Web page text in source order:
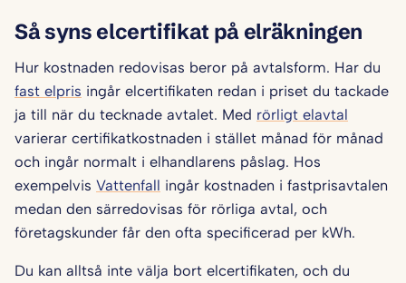
Så syns elcertifikat på elräkningen
Hur kostnaden redovisas beror på avtalsform. Har du
fast elpris ingår elcertifikaten redan i priset du tackade
ja till när du tecknade avtalet. Med rörligt elavtal
varierar certifikatkostnaden i stället månad för månad
och ingår normalt i elhandlarens påslag. Hos
exempelvis Vattenfall ingår kostnaden i fastprisavtalen
medan den särredovisas för rörliga avtal, och
företagskunder får den ofta specificerad per kWh.
Du kan alltså inte välja bort elcertifikaten, och du